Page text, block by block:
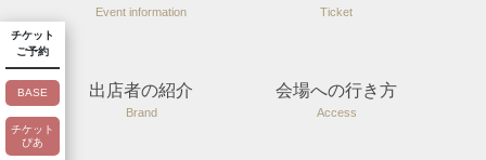
Event information Ticket
出店者の紹介
Brand
会場への行き方
Access
チケット
ご予約
BASE
チケット
ぴあ